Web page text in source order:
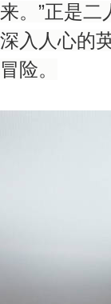
来。”正是二
深入人心的
冒险。